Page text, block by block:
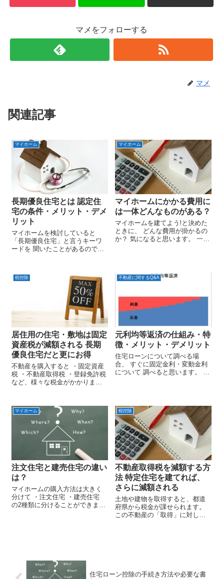
マメをフォローする
マメ
関連記事
マイホーム
長期優良住宅とは 認定住
宅の条件・メリット・デメ
リット
マイホームを検討していると
「長期優良住宅」と言うキーワ
ードを 聞いたことがあるのでは
あれば、 あまりオススメしてこ
ないメーカーもあるため、 結局
マイホーム
マイホームにかかる費用に
は一体どんなものがある？
マイホームを建てよう!と決めた
ときに、 どんな費用が掛かるの
か？ 気になると思います。 一口
ものがあるのか？ を詳しく...
税控除
居住用の住宅・敷地は固定
資産税が減額される 長期
優良住宅だと更にお得
不動産を購入すると ・固定資産
税 ・不動産取得税 ・登録免許税
など、様々な税金がかかりま
を受けることができます。 この
ページでは、それらの特例のう
ち、 固定資産税の特例につい...
不動産に関するQ&A
元利均等返済の仕組み・特
徴・メリット・デメリット
住宅ローンについて調べる場
合、 すぐに固定金利・変動金利
について 調べると思います。 も
等返済 の2種類の返済方法が...
マイホーム
注文住宅と建売住宅の違い
は？
マイホームの購入方法は大きく
分けて ・注文住宅 ・建売住宅
の2種類に分けることができま
税控除
不動産取得税を減額する方
法 特定住宅を建てれば、
さらに減額される
土地や建物を取得すると、都道
府県から税金が課せられます。
この不動産の「取得」に対して
住宅ローン控除の手続き方法や必要な書